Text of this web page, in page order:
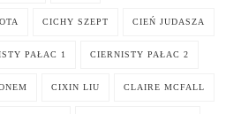
CICHY SZEPT CIEŃ JUDASZA
PAŁAC 1 CIERNISTY PAŁAC 2
CIXIN LIU CLAIRE MCFALL